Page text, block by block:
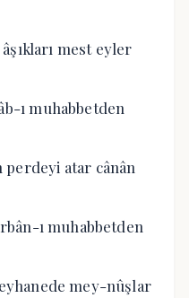
mest eyler
ı muhabbetden
atar cânân
ı muhabbetden
mey-nûşlar